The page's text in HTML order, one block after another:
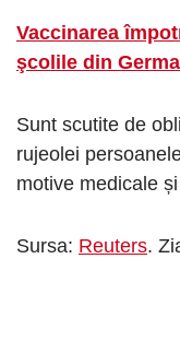
Vaccinarea
şcolile din
Sunt scutite de
rujeolei
motive medicale
Sursa: Reuters.